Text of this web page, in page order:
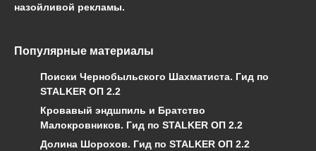
назойливой рекламы.
Популярные материалы
Поиски Чернобыльского Шахматиста. Гид по
STALKER ОП 2.2
Кровавый эндшпиль и Братство
Малокровников. Гид по STALKER ОП 2.2
Долина Шорохов. Гид по STALKER ОП 2.2